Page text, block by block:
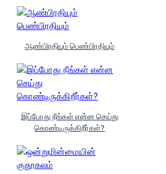
ஆண்பிரதியும் பெண்பிரதியும்
இப்போது நீங்கள் என்ன செய்து
கொண்டிருக்கிறீர்கள்?